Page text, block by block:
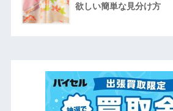
欲しい簡単な見分け方